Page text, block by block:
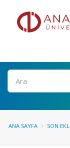
Ara
ANA SAYFA SON